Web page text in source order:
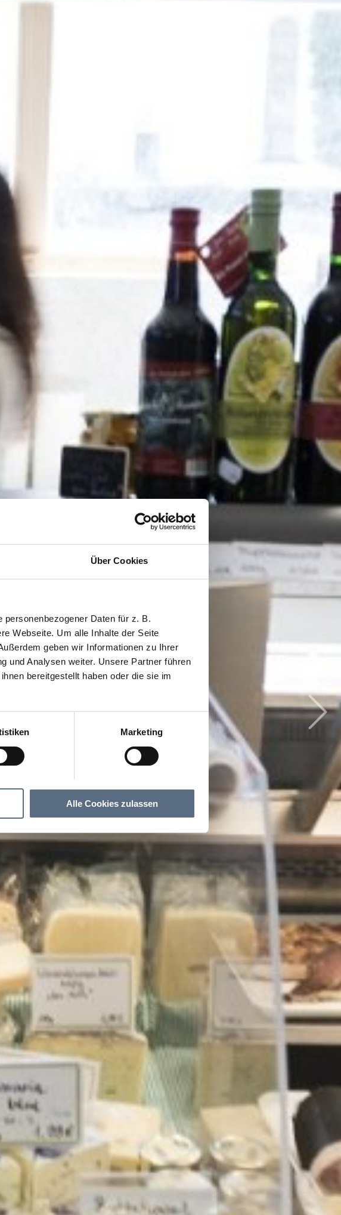
Über Cookies
Daten für z. B.
Webseite. Um alle Inhalte der Seite
geben wir Informationen zu Ihrer
und Analysen weiter. Unsere Partner führen
bereitgestellt haben oder die sie im
Marketing
Alle Cookies zulassen